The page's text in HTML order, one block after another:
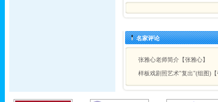
名家评论
张雅心老师简介【张雅心】
样板戏剧照艺术"复出"(组图)